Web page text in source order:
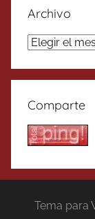
Archivo
Archivo
Comparte
Tema para